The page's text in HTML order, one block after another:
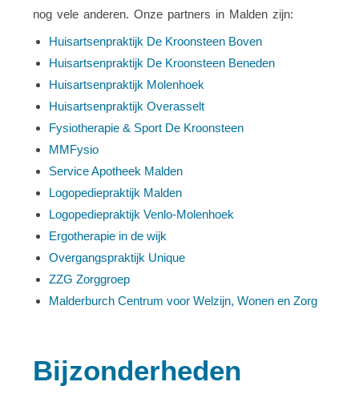
nog vele anderen. Onze partners in Malden zijn:
Huisartsenpraktijk De Kroonsteen Boven
Huisartsenpraktijk De Kroonsteen Beneden
Huisartsenpraktijk Molenhoek
Huisartsenpraktijk Overasselt
Fysiotherapie & Sport De Kroonsteen
MMFysio
Service Apotheek Malden
Logopediepraktijk Malden
Logopediepraktijk Venlo-Molenhoek
Ergotherapie in de wijk
Overgangspraktijk Unique
ZZG Zorggroep
Malderburch Centrum voor Welzijn, Wonen en Zorg
Bijzonderheden